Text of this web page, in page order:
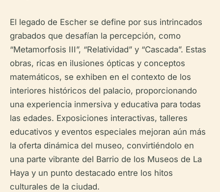
El legado de Escher se define por sus intrincados
grabados que desafían la percepción, como
“Metamorfosis III”, “Relatividad” y “Cascada”. Estas
obras, ricas en ilusiones ópticas y conceptos
matemáticos, se exhiben en el contexto de los
interiores históricos del palacio, proporcionando
una experiencia inmersiva y educativa para todas
las edades. Exposiciones interactivas, talleres
educativos y eventos especiales mejoran aún más
la oferta dinámica del museo, convirtiéndolo en
una parte vibrante del Barrio de los Museos de La
Haya y un punto destacado entre los hitos
culturales de la ciudad.